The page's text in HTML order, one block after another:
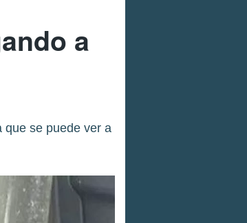
a
que se puede ver a